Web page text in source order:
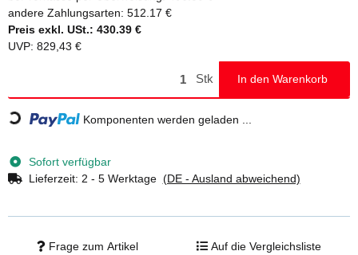
gegen Mehrpreis erhältlich • Einfache Montage durch Lieferung in
vormontierten Baugruppen inklusive Montageanleitung • Maximale
Belastung: 1,5 kN/m2, Stufenbelastung 150 kg, Gesamtbelastung
300 kg • Bei Treppen mit senkrechter Höhe ab 3.000 mm ist ein
keine Auflageflächen oder Befestigungen vorhanden sind, muss die
Standard sind Verbindungsteile aus verzinktem Stahl enthalten,
können diese auch in Edelstahl ausgeführt werden, was für den
Außenbereich empfohlen wird
andere Zahlungsarten: 512.17 €
Preis exkl. USt.: 430.39 €
UVP: 829,43 €
Stk In den Warenkorb
Loading... Komponenten werden geladen ...
Sofort verfügbar
Lieferzeit: 2 - 5 Werktage (DE - Ausland abweichend)
Frage zum Artikel Auf die Vergleichsliste